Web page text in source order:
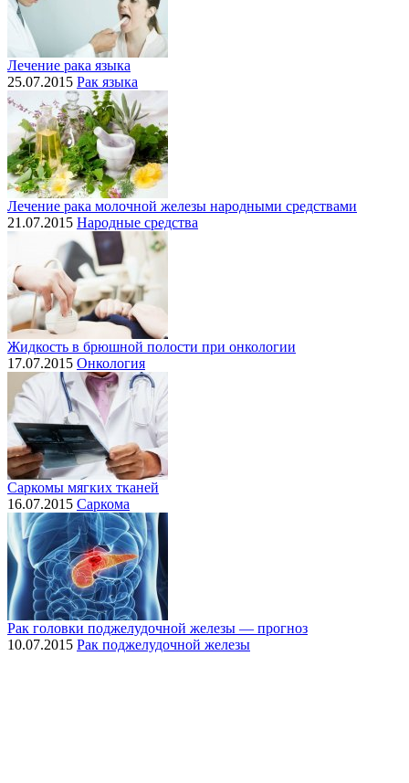
Лечение рака языка
25.07.2015 Рак языка
Лечение рака молочной железы народными средствами
21.07.2015 Народные средства
Жидкость в брюшной полости при онкологии
17.07.2015 Онкология
Саркомы мягких тканей
16.07.2015 Саркома
Рак головки поджелудочной железы — прогноз
10.07.2015 Рак поджелудочной железы